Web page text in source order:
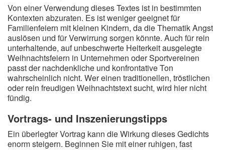
Von einer Verwendung dieses Textes ist in bestimmten
Kontexten abzuraten. Es ist weniger geeignet für
Familienfeiern mit kleinen Kindern, da die Thematik Angst
auslösen und für Verwirrung sorgen könnte. Auch für rein
unterhaltende, auf unbeschwerte Heiterkeit ausgelegte
Weihnachtsfeiern in Unternehmen oder Sportvereinen
passt der nachdenkliche und konfrontative Ton
wahrscheinlich nicht. Wer einen traditionellen, tröstlichen
oder rein freudigen Weihnachtstext sucht, wird hier nicht
fündig.
Vortrags- und Inszenierungstipps
Ein überlegter Vortrag kann die Wirkung dieses Gedichts
enorm steigern. Beginnen Sie mit einer ruhigen, fast